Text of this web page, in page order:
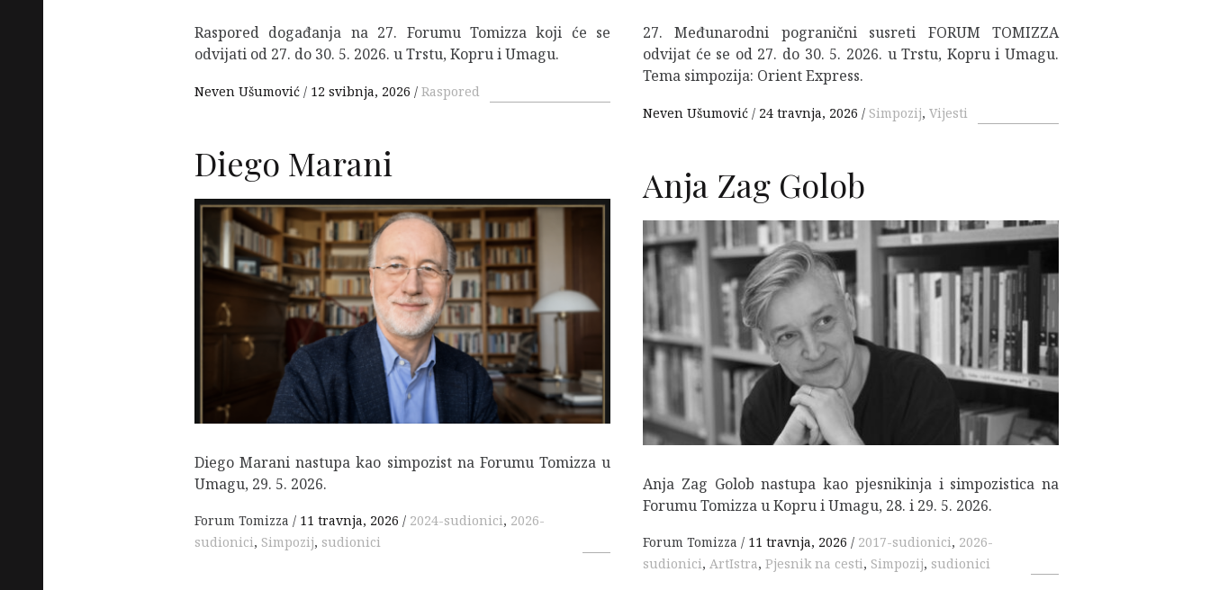
Raspored događanja na 27. Forumu Tomizza koji će se
odvijati od 27. do 30. 5. 2026. u Trstu, Kopru i Umagu.
Neven Ušumović 12 svibnja, 2026 Raspored
27. Međunarodni pogranični susreti FORUM TOMIZZA
odvijat će se od 27. do 30. 5. 2026. u Trstu, Kopru i Umagu.
Tema simpozija: Orient Express.
Neven Ušumović 24 travnja, 2026 Simpozij, Vijesti
Diego Marani
F
Diego Marani nastupa kao simpozist na Forumu Tomizza u
Umagu, 29. 5. 2026.
Forum Tomizza 11 travnja, 2026 2024-sudionici, 2026-
sudionici, Simpozij, sudionici
Anja Zag Golob
F
Anja Zag Golob nastupa kao pjesnikinja i simpozistica na
Forumu Tomizza u Kopru i Umagu, 28. i 29. 5. 2026.
Forum Tomizza 11 travnja, 2026 2017-sudionici, 2026-
sudionici, ArtIstra, Pjesnik na cesti, Simpozij, sudionici